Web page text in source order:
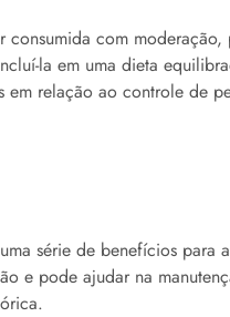
consumida com moderação,
la em uma dieta
em relação ao controle de
série de benefícios para
e pode ajudar na